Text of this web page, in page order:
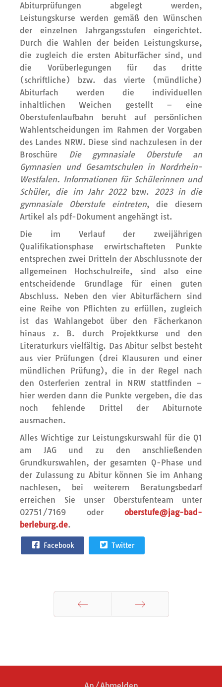
Abiturprüfungen abgelegt werden,
Leistungskurse werden gemäß den Wünschen
der einzelnen Jahrgangsstufen eingerichtet.
Durch die Wahlen der beiden Leistungskurse,
die zugleich die ersten Abiturfächer sind, und
die Vorüberlegungen für das dritte
(schriftliche) bzw. das vierte (mündliche)
Abiturfach werden die individuellen
inhaltlichen Weichen gestellt – eine
Oberstufenlaufbahn beruht auf persönlichen
Wahlentscheidungen im Rahmen der Vorgaben
des Landes NRW. Diese sind nachzulesen in der
Broschüre Die gymnasiale Oberstufe an
Gymnasien und Gesamtschulen in Nordrhein-
Westfalen. Informationen für Schülerinnen und
Schüler, die im Jahr 2022 bzw. 2023 in die
gymnasiale Oberstufe eintreten, die diesem
Artikel als pdf-Dokument angehängt ist.
Die im Verlauf der zweijährigen
Qualifikationsphase erwirtschafteten Punkte
entsprechen zwei Dritteln der Abschlussnote der
allgemeinen Hochschulreife, sind also eine
entscheidende Grundlage für einen guten
Abschluss. Neben den vier Abiturfächern sind
eine Reihe von Pflichten zu erfüllen, zugleich
ist das Wahlangebot über den Fächerkanon
hinaus z. B. durch Projektkurse und den
Literaturkurs vielfältig. Das Abitur selbst besteht
aus vier Prüfungen (drei Klausuren und einer
mündlichen Prüfung), die in der Regel nach
den Osterferien zentral in NRW stattfinden –
hier werden dann die Punkte vergeben, die das
noch fehlende Drittel der Abiturnote
ausmachen.
Alles Wichtige zur Leistungskurswahl für die Q1
am JAG und zu den anschließenden
Grundkurswahlen, der gesamten Q-Phase und
der Zulassung zu Abitur können Sie im Anhang
nachlesen, bei weiterem Beratungsbedarf
erreichen Sie unser Oberstufenteam unter
02751/7169 oder oberstufe@jag-bad-
berleburg.de.
Facebook Twitter